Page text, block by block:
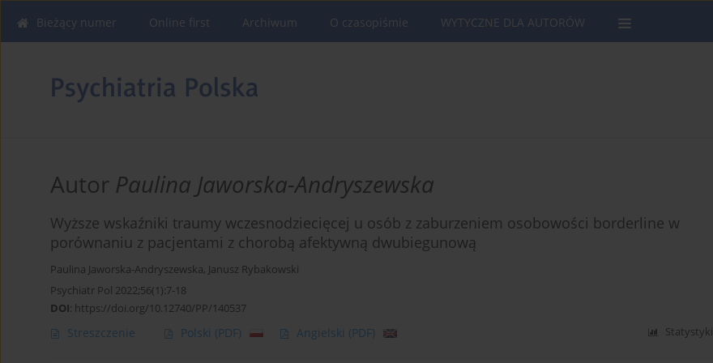
Bieżący numer Online first Archiwum O czasopiśmie WYTYCZNE DLA AUTORÓW
Autor Paulina Jaworska-Andryszewska
Wyższe wskaźniki traumy wczesnodziecięcej u osób z zaburzeniem osobowości borderline w
porównaniu z pacjentami z chorobą afektywną dwubiegunową
Paulina Jaworska-Andryszewska, Janusz Rybakowski
Psychiatr Pol 2022;56(1):7-18
DOI: https://doi.org/10.12740/PP/140537
Streszczenie Polski (PDF) Angielski (PDF) Statystyki